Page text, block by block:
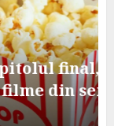
mai slab
dar